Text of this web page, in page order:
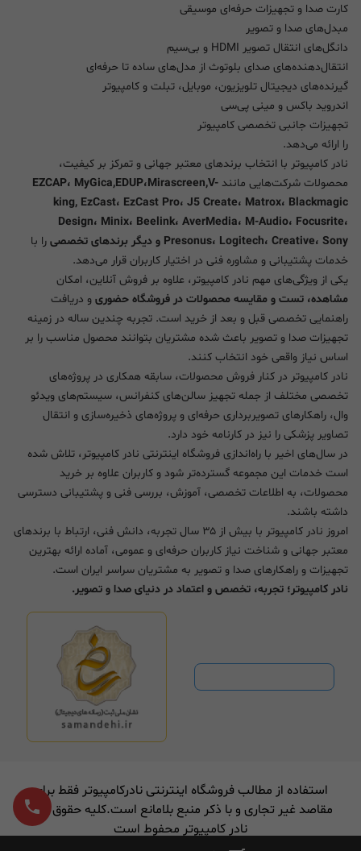
کارت صدا و تجهیزات حرفه‌ای موسیقی
مبدل‌های صدا و تصویر
دانگل‌های انتقال تصویر HDMI و بی‌سیم
انتقال‌دهنده‌های صدای بلوتوث از مدل‌های ساده تا حرفه‌ای
گیرنده‌های دیجیتال تلویزیون، موبایل، تبلت و کامپیوتر
اندروید باکس و مینی پی‌سی
تجهیزات جانبی تخصصی کامپیوتر
را ارائه می‌دهد.
نادر کامپیوتر با انتخاب برندهای معتبر جهانی و تمرکز بر کیفیت،
محصولات شرکت‌هایی مانند EZCAP، MyGica,EDUP،Mirascreen,V-
king, EzCast، EzCast Pro، J5 Create، Matrox، Blackmagic
Design، Minix، Beelink، AverMedia، M-Audio، Focusrite،
Presonus، Logitech، Creative، Sony و دیگر برندهای تخصصی
را با
خدمات پشتیبانی و مشاوره فنی در اختیار کاربران قرار می‌دهد.
یکی از ویژگی‌های مهم نادر کامپیوتر، علاوه بر فروش آنلاین، امکان
مشاهده، تست و مقایسه محصولات در فروشگاه حضوری و دریافت
راهنمایی تخصصی قبل و بعد از خرید است. تجربه چندین ساله در زمینه
تجهیزات صدا و تصویر باعث شده مشتریان بتوانند محصول مناسب را بر
اساس نیاز واقعی خود انتخاب کنند.
نادر کامپیوتر در کنار فروش محصولات، سابقه همکاری در پروژه‌های
تخصصی مختلف از جمله تجهیز سالن‌های کنفرانس، سیستم‌های ویدئو
وال، راهکارهای تصویربرداری حرفه‌ای و پروژه‌های ذخیره‌سازی و انتقال
تصاویر پزشکی را نیز در کارنامه خود دارد.
در سال‌های اخیر با راه‌اندازی فروشگاه اینترنتی نادر کامپیوتر، تلاش شده
است خدمات این مجموعه گسترده‌تر شود و کاربران علاوه بر خرید
محصولات، به اطلاعات تخصصی، آموزش، بررسی فنی و پشتیبانی دسترسی
داشته باشند.
امروز نادر کامپیوتر با بیش از ۳۵ سال تجربه، دانش فنی، ارتباط با برندهای
معتبر جهانی و شناخت نیاز کاربران حرفه‌ای و عمومی، آماده ارائه بهترین
تجهیزات و راهکارهای صدا و تصویر به مشتریان سراسر ایران است.
نادر کامپیوتر؛ تجربه، تخصص و اعتماد در دنیای صدا و تصویر.
استفاده از مطالب فروشگاه اینترنتی نادرکامپیوتر فقط برای
مقاصد غیر تجاری و با ذکر منبع بلامانع است.کلیه حقوق برای
نادر کامپیوتر محفوط است